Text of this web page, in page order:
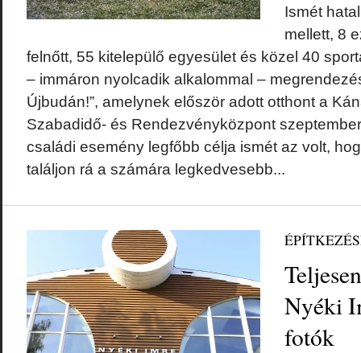
Ismét
mellett, 8
felnőtt, 55 kitelepülő egyesület és közel 40
– immáron nyolcadik alkalommal –
Újbudán!”, amelynek először adott otthont a
Szabadidő- és Rendezvényközpont
családi esemény legfőbb célja ismét az volt,
találjon rá a számára legkedvesebb...
Nyéki
fotók